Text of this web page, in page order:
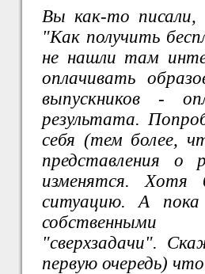
Вы как-то
"Как получить
не нашли там
оплачивать
выпускников -
результата.
себя (тем более,
представления о
изменятся. Хотя
ситуацию. А пока
собственными
"сверхзадачи".
первую очередь)